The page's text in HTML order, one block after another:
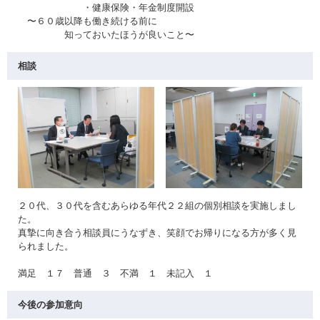
・健康保険・年金制度開設
〜６０歳以降も働き続ける前に
知っておいたほうが良いこと〜
相談
２０代、３０代を含むあらゆる年代２２組の個別相談を実施しまし
た。
真摯に向き合う相談員にうなずき、笑顔でお帰りになる方が多く見
られました。
満足 １７ 普通 ３ 不満 １ 未記入 １
今後の参加意向